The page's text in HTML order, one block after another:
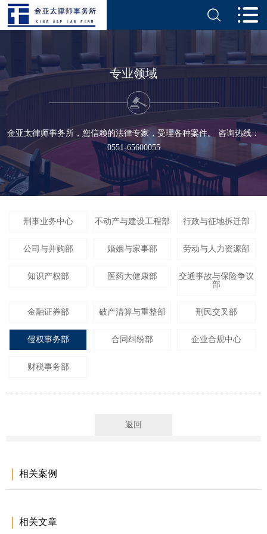
专业领域
金亚太律师事务所，您信赖的法律专家，受理各种案件。 咨询热线：
0551-65600055
刑事业务中心 不动产与建设工程部 行政与征地拆迁部
公司与并购部 婚姻与家事部 劳动与人力资源部
知识产权部 医药大健康部
交通事故与保险争议
部
金融证券部 破产清算与重整部 刑民交叉部
侵权事务部 合同纠纷部 企业合规中心
财税事务部
返回
相关案例
相关文章